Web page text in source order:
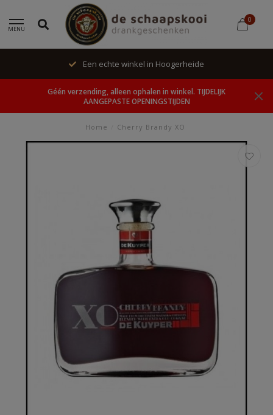
MENU
0
Een echte winkel in Hoogerheide
Géén verzending, alleen ophalen in winkel. TIJDELIJK
AANGEPASTE OPENINGSTIJDEN
Home Cherry Brandy XO